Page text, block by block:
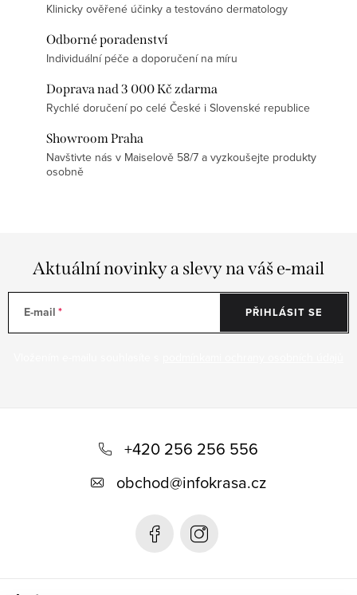
Klinicky ověřené účinky a testováno dermatology
Odborné poradenství
Individuální péče a doporučení na míru
Doprava nad 3 000 Kč zdarma
Rychlé doručení po celé České i Slovenské republice
Showroom Praha
Navštivte nás v Maiselově 58/7 a vyzkoušejte produkty
osobně
Aktuální novinky a slevy na váš e-mail
E-mail PŘIHLÁSIT SE
+420 256 256 556
obchod@infokrasa.cz